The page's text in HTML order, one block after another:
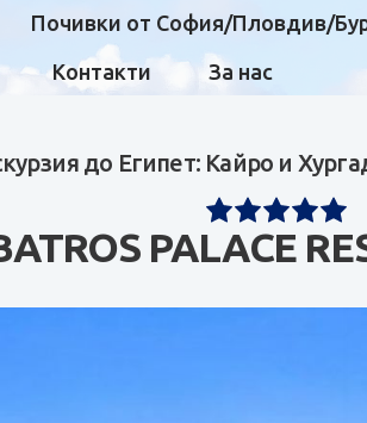
Почивки от София/Пловдив/
Контакти За нас
до Египет: Кайро и
PALACE